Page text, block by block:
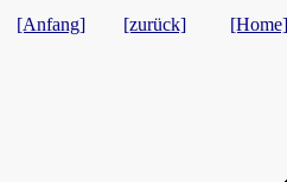
[Anfang] [zurück] [Home]